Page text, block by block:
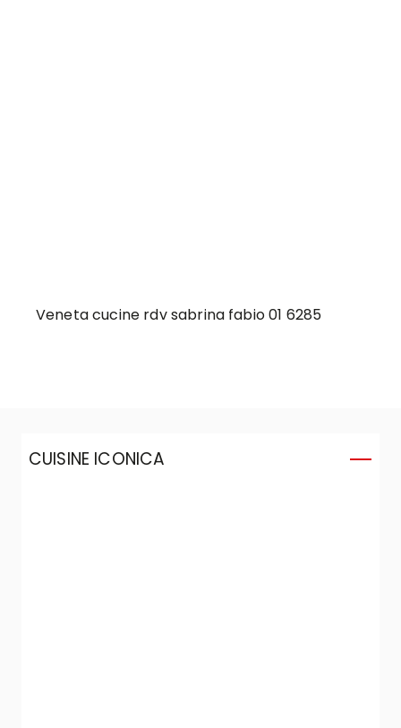
Veneta cucine rdv sabrina fabio 01 6285
CUISINE ICONICA